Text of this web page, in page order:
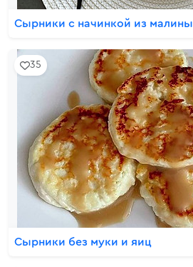
Сырники с начинкой из малины
35
Сырники без муки и яиц